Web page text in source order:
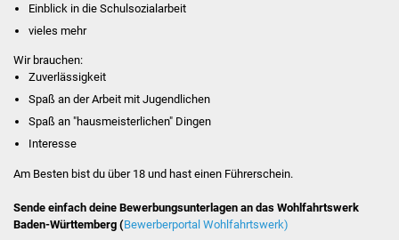
FSJ
Offener Treff
JuHa live
Einblick in die Schulsozialarbeit
vieles mehr
Wir brauchen:
Zuverlässigkeit
Spaß an der Arbeit mit Jugendlichen
Spaß an "hausmeisterlichen" Dingen
Interesse
Am Besten bist du über 18 und hast einen Führerschein.
Sende einfach deine Bewerbungsunterlagen an das Wohlfahrtswerk
Baden-Württemberg (Bewerberportal Wohlfahrtswerk)